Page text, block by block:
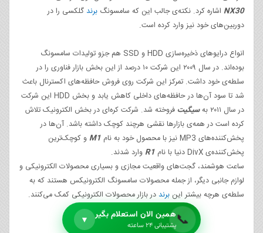
NX30 اشاره کرد. نکته‌ی جالب این که سامسونگ برند گلکسی را در
دوربین‌های خود نیز وارد کرده است.
انواع درایوهای ذخیره‌سازی HDD و SSD هم جزو تولیدات سامسونگ
بوده‌اند. در سال ۲۰۰۹ این شرکت ۱۰ درصد از این بخش بازار فناوری را در
سلطه‌ی خود داشت. تمرکز این شرکت روی فروش حافظه‌های اکسترنال باعث
شد تا سود آن‌ها در حافظه‌های داخلی کاهش یابد و بخش HDD این شرکت
در سال ۲۰۱۱ به
سیگیت فروخته شد. شرکت کره‌ای در بخش الکترونیک تلاش
کرده است در همه‌ی بازارها نقشی هرچند کوچک داشته باشد. آن‌ها در
پخش‌کننده‌های MP3 نیز با محصول خود به نام
M1و کوچک‌ترین
پخش‌کننده‌ی DivX دنیا با نام
R1وارد شدند.
ساعت‌ هوشمند، گجت‌های واقعیت مجازی و بسیاری محصولات الکترونیکی و
لوازم جانبی دیگر، از جمله محصولات سامسونگ الکترونیکس هستند که به
سلطه‌ی هرچه بیشتر اینبرنددر بازار محصولات الکترونیکی کمک می‌کنند.
📞همین الان استعلام بگیر
پشتیبانی ۲۴ ساعته
▼